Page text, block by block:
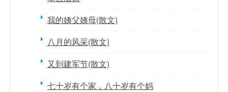
我的姨父姨母(散文)
八月的风采(散文)
又到建军节(散文)
七十岁有个家，八十岁有个妈